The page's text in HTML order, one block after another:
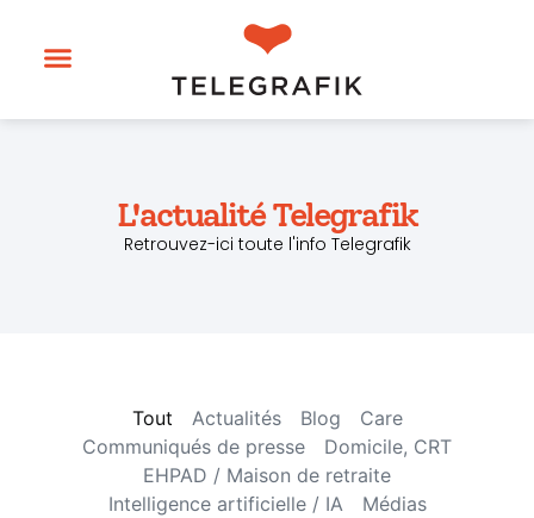
L'actualité Telegrafik
Retrouvez-ici toute l'info Telegrafik
Actualités Blog
Care
Communiqués de presse
Domicile, CRT
EHPAD / Maison de retraite
Intelligence artificielle / IA
Médias
Tout